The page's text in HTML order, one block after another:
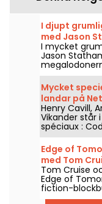
I djupt
med Jason
och HBO Max
I mycket
Jason
Max den 2
Mycket
landar på
Henry Cavill,
Vikander står
spéciaux :
Netflix från
Edge of
med Tom
Tom Cruise
Edge of
fiction-
Netflix från